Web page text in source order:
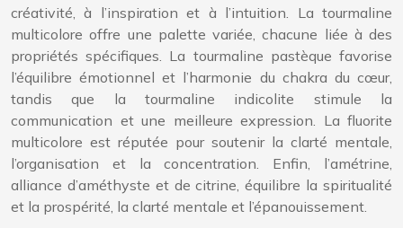
créativité, à l’inspiration et à l’intuition. La tourmaline
multicolore offre une palette variée, chacune liée à des
propriétés spécifiques. La tourmaline pastèque favorise
l’équilibre émotionnel et l’harmonie du chakra du cœur,
tandis que la tourmaline indicolite stimule la
communication et une meilleure expression. La fluorite
multicolore est réputée pour soutenir la clarté mentale,
l’organisation et la concentration. Enfin, l’amétrine,
alliance d’améthyste et de citrine, équilibre la spiritualité
et la prospérité, la clarté mentale et l’épanouissement.